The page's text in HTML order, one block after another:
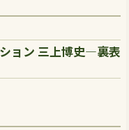
ョン 三上博史―裏表